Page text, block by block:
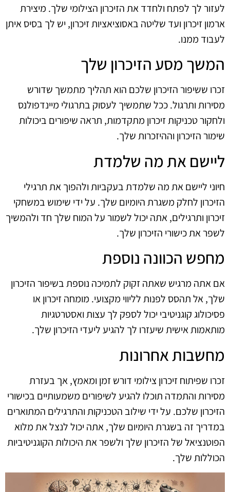
לעזור לך לפתח ולחדד את הזיכרון הצילומי שלך. מיצירת
ארמון זיכרון ועד שליטה באסוציאציות זיכרון, יש לך בסיס איתן
לעבוד ממנו.
המשך מסע הזיכרון שלך
זכרו ששיפור הזיכרון שלכם הוא תהליך מתמשך שדורש
מסירות ותרגול. ככל שתמשיך לעסוק בתרגולי מיינדפולנס
ולחקור טכניקות זיכרון מתקדמות, תראה שיפורים ביכולות
שימור הזיכרון וההיזכרות שלך.
ליישם את מה שלמדת
חיוני ליישם את מה שלמדת בעקביות ולהפוך את תרגילי
הזיכרון לחלק משגרת היומיום שלך. על ידי שימוש במשחקי
זיכרון ותרגילים, אתה יכול לשמור על המוח שלך חד ולהמשיך
לשפר את כישורי הזיכרון שלך.
מחפש הכוונה נוספת
אם אתה מרגיש שאתה זקוק לתמיכה נוספת בשיפור הזיכרון
שלך, אל תהסס לפנות לליווי מקצועי. מומחה זיכרון או
פסיכולוג קוגניטיבי יכול לספק לך עצות ואסטרטגיות
מותאמות אישית שיעזרו לך להגיע ליעדי הזיכרון שלך.
מחשבות אחרונות
זכרו שפיתוח זיכרון צילומי דורש זמן ומאמץ, אך בעזרת
מסירות והתמדה תוכלו להגיע לשיפורים משמעותיים בכישורי
הזיכרון שלכם. על ידי שילוב הטכניקות והתרגילים המתוארים
במדריך זה בשגרת היומיום שלך, אתה יכול לנצל את מלוא
הפוטנציאל של הזיכרון שלך ולשפר את היכולות הקוגניטיביות
הכוללות שלך.